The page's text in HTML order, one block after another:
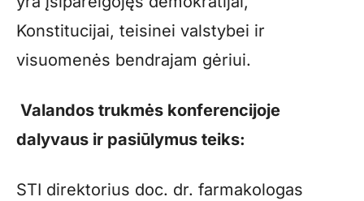
Konstitucijai, teisinei valstybei ir
visuomenės bendrajam gėriui.
Valandos trukmės konferencijoje
dalyvaus ir pasiūlymus teiks:
STI direktorius doc. dr. farmakologas